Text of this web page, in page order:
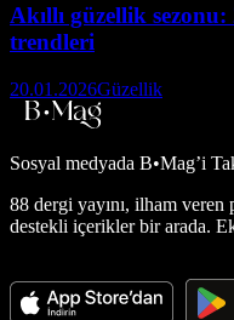
Akıllı güzellik
trendleri
20.01.2026Güzellik
Sosyal medyada B•Mag’i
88 dergi yayını, ilham
destekli içerikler bir arada.